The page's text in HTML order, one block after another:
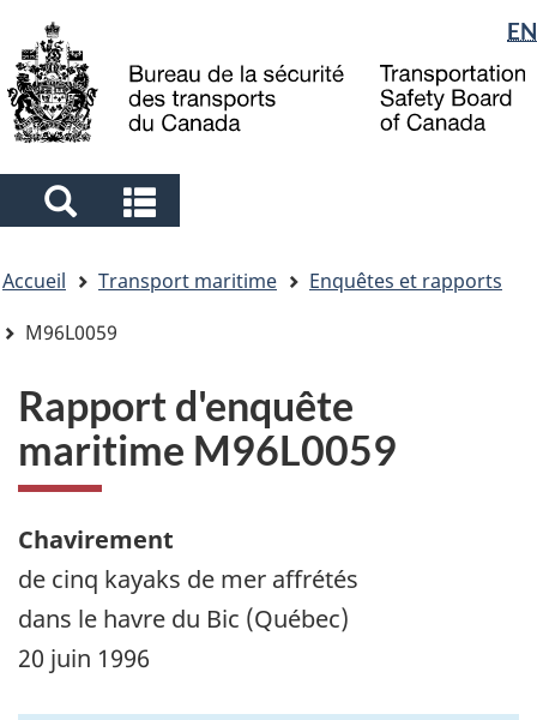
to
main
to
"About
government"
à
la
Sélection
de
la
langue
EN
Search
and
menus
and
menus
êtes
ici
Accueil Transport maritime
Enquêtes et rapports
M96L0059
Rapport d'enquête
maritime M96L0059
Chavirement
de cinq kayaks de mer affrétés
dans le havre du Bic (Québec)
20 juin 1996